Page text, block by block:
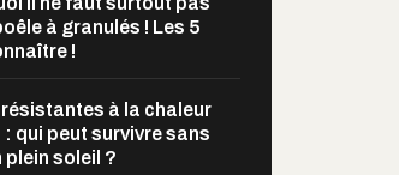
à granulés ! Les 5
!
à la chaleur
qui peut survivre sans
plein soleil ?